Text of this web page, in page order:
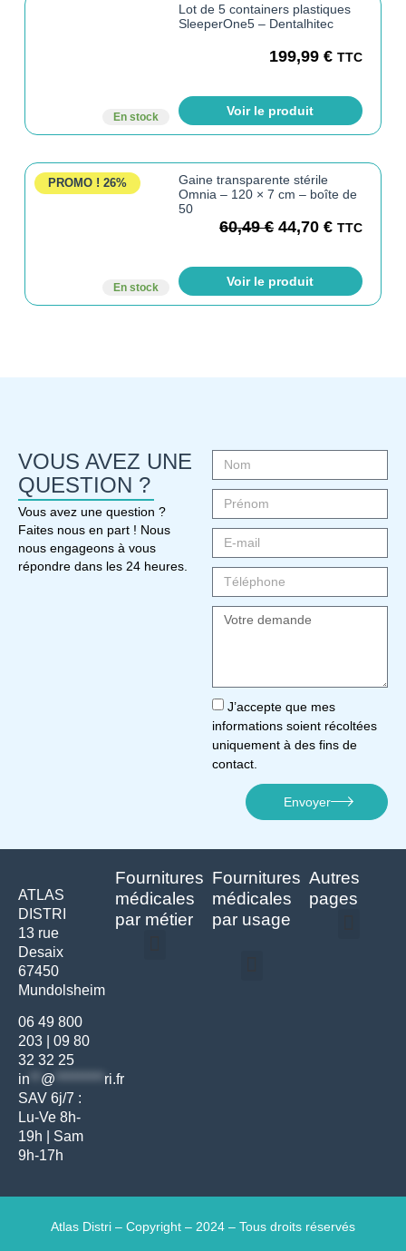
En stock
Lot de 5 containers plastiques
SleeperOne5 – Dentalhitec
199,99€ TTC
Voir le produit
PROMO ! 26%
En stock
Gaine transparente stérile
Omnia – 120 × 7 cm – boîte de
50
60,49€ 44,70€ TTC
Voir le produit
VOUS AVEZ UNE
QUESTION ?
Vous avez une question ?
Faites nous en part ! Nous
nous engageons à vous
répondre dans les 24 heures.
J’accepte que mes
informations soient récoltées
uniquement à des fins de
contact.
Envoyer
ATLAS
DISTRI
13 rue
Desaix
67450
Mundolsheim
06 49 800
203
09 80
32 32 25
in
@ ********* ri.fr
SAV 6j/7 :
Lu-Ve 8h-
19h | Sam
9h-17h
Fournitures
médicales
par métier
Fournitures
médicales
par usage
Autres
pages
Atlas Distri – Copyright – 2024 – Tous droits réservés